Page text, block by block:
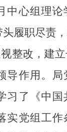
中心组理论
履职尽责，
整改，建立
导作用。局
习了《中国
实党组工作